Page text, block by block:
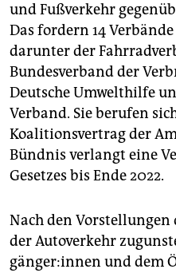
genossenschaft
epaper login
und Fußverkehr
Das fordern 14
darunter der
Bundesverband der
Deutsche Umwelthilfe
Verband. Sie berufen
Koalitionsvertrag der
Bündnis verlangt eine
Gesetzes bis Ende 2022.
Nach den
der Autoverkehr
gän­ge­r:in­nen und dem